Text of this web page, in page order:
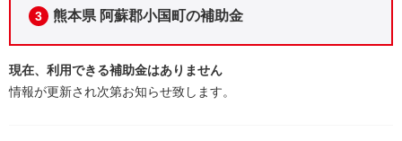
3 熊本県 阿蘇郡小国町の補助金
現在、利用できる補助金はありません
情報が更新され次第お知らせ致します。